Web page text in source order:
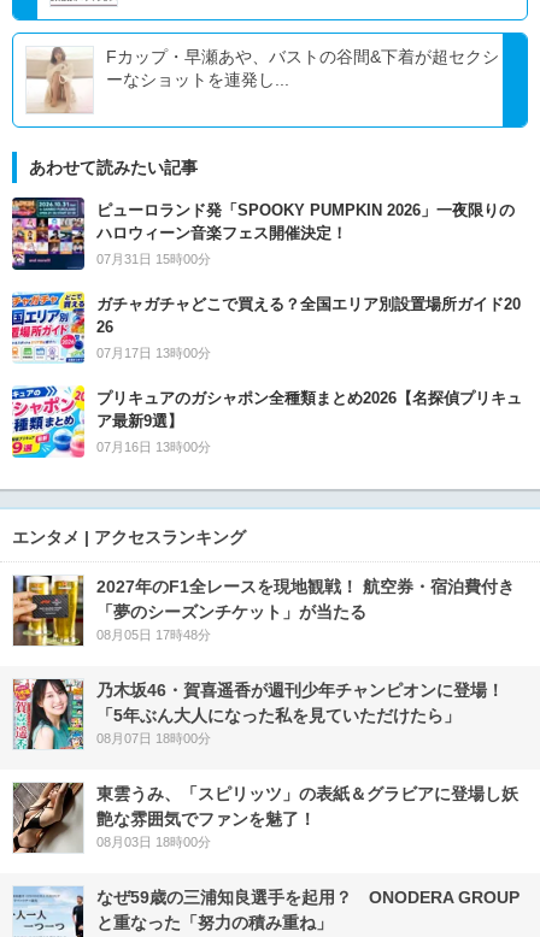
Fカップ・早瀬あや、バストの谷間&下着が超セクシ
ーなショットを連発し...
あわせて読みたい記事
ピューロランド発「SPOOKY PUMPKIN 2026」一夜限りの
ハロウィーン音楽フェス開催決定！
07月31日 15時00分
ガチャガチャどこで買える？全国エリア別設置場所ガイド20
26
07月17日 13時00分
プリキュアのガシャポン全種類まとめ2026【名探偵プリキュ
ア最新9選】
07月16日 13時00分
エンタメ | アクセスランキング
2027年のF1全レースを現地観戦！ 航空券・宿泊費付き
「夢のシーズンチケット」が当たる
08月05日 17時48分
乃木坂46・賀喜遥香が週刊少年チャンピオンに登場！
「5年ぶん大人になった私を見ていただけたら」
08月07日 18時00分
東雲うみ、「スピリッツ」の表紙＆グラビアに登場し妖
艶な雰囲気でファンを魅了！
08月03日 18時00分
なぜ59歳の三浦知良選手を起用？ ONODERA GROUP
と重なった「努力の積み重ね」